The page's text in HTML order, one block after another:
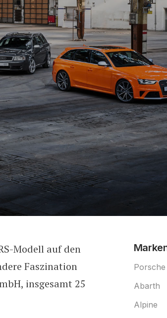
eine leistungsstarke
Modell auf den
Faszination
insgesamt 25
Porsche
Abarth
Alpine